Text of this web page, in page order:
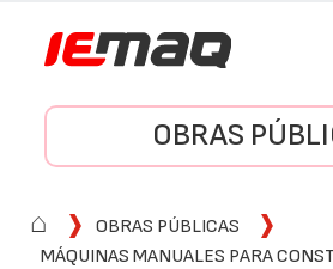
OBRAS
⌂
OBRAS PÚBLICAS
MÁQUINAS MANUALES PARA